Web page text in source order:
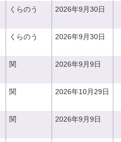
くらのう 2026年9月30日
くらのう 2026年9月30日
関 2026年9月9日
関 2026年10月29日
関 2026年9月9日